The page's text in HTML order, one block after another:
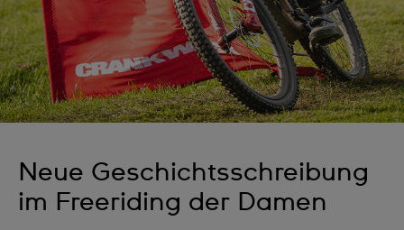
Neue Geschichtsschreibung
im Freeriding der Damen